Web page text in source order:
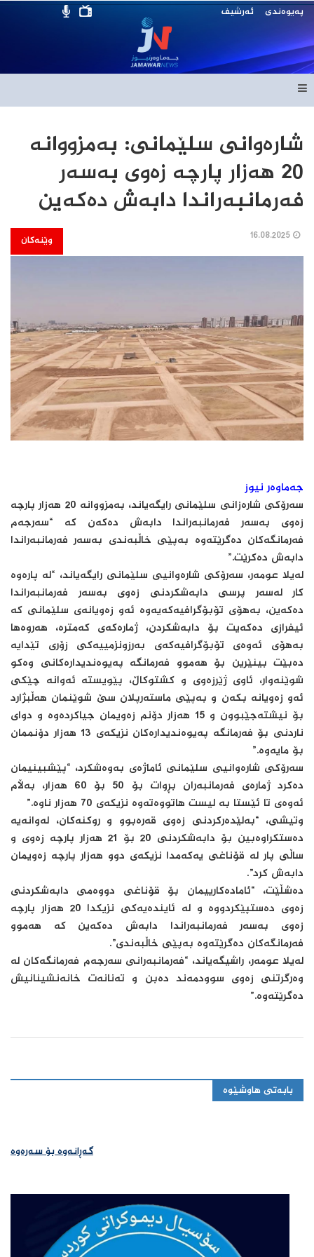
پەیوەندی ئەرشیف
شارەوانی سلێمانی: به‌مزووانه‌
20 هه‌زار پارچه‌ زه‌وی به‌سه‌ر
فه‌رمانبه‌راندا دابه‌ش ده‌كه‌ین
وێنەکان
جەماوەر نیوز
سه‌رۆكی‌ شاره‌زانی‌ سلێمانی‌ رایگەیاند، به‌مزووانه‌ 20 هه‌زار پارچه‌
زه‌وی به‌سه‌ر فه‌رمانبه‌راندا دابه‌ش ده‌كه‌ن کە “سه‌رجه‌م
فه‌رمانگه‌كان ده‌گرێته‌وه‌ به‌پێی‌ خاڵبه‌ندی‌ به‌سه‌ر فه‌رمانبه‌راندا
دابه‌ش دەکرێت.”
له‌یلا عومه‌ر، سه‌رۆكی شاره‌وانیی سلێمانی رایگه‌یاند، “له‌ پاره‌وه‌
كار له‌سه‌ر پرسی‌ دابه‌شكردنی‌ زه‌وی به‌سه‌ر فه‌رمانبه‌راندا
ده‌كه‌ین، به‌هۆی‌ تۆبۆگرافیه‌كه‌یه‌وه‌ ئه‌و زه‌ویانه‌ی‌ سلێمانی‌ كه‌
ئیفرازی‌ ده‌كه‌یت بۆ دابه‌شكردن، ژماره‌كه‌ی‌ كه‌متره‌، هەروەها
به‌هۆی‌ ئه‌وه‌ی‌ تۆبۆگرافیه‌كه‌ی‌ به‌رزونزمییه‌كی‌ زۆری‌ تێدایه‌
ده‌بێت بینێرین بۆ هه‌موو فه‌رمانگه‌ په‌یوه‌ندیداره‌كانی‌ وه‌كو
شوێنه‌وار، ئاوی‌ ژێرزه‌وی‌ و كشتوكاڵ‌، پێویسته‌ ئه‌وانه‌ چێكی‌
ئه‌و زه‌ویانه‌ بكه‌ن و به‌پێی‌ ماسته‌رپلان سێ‌ شوێنمان هه‌ڵبژارد
بۆ نیشته‌جێبوون و 15 هه‌زار دۆنم زه‌ویمان جیاكرده‌وه‌ و دوای‌
ناردنی‌ بۆ فه‌رمانگه‌ په‌یوه‌ندیداره‌كان نزیكه‌ی‌ 13 هه‌زار دۆنممان
بۆ مایه‌وه‌.”
سه‌رۆكی شاره‌وانیی سلێمانی ئاماژەی بەوەشکرد، “پێشبینیمان
ده‌كرد ژماره‌ی‌ فه‌رمانبه‌ران بڕوات بۆ 50 بۆ 60 هه‌زار، به‌ڵام
ئه‌وه‌ی‌ تا ئێستا به‌ لیست هاتووه‌ته‌وه‌ نزیكه‌ی‌ 70 هه‌زار ناوه‌.”
وتیشی‌، “به‌لێده‌ركردنی‌ زه‌وی‌ قه‌ره‌بوو و روكنه‌كان، له‌وانه‌یه‌
ده‌ستكراوه‌بین بۆ دابه‌شكردنی‌ 20 بۆ 21 هه‌زار پارچه‌ زه‌وی‌ و
ساڵی‌ پار له‌ قۆناغی‌ یه‌كه‌مدا نزیكه‌ی‌ دوو هه‌زار پارچه‌ زه‌ویمان
دابه‌ش كرد”.
دەشڵێت، “ئاماده‌كارییمان بۆ قۆناغی دووه‌می دابه‌شكردنی
زه‌وی ده‌ستپێكردووه‌ و له‌ ئاینده‌یه‌كی نزیكدا 20 هه‌زار پارچه‌
زه‌وی به‌سه‌ر فه‌رمانبه‌راندا دابه‌ش ده‌كه‌ین كه‌ هه‌موو
فه‌رمانگه‌كان ده‌گرێته‌وه‌ به‌پێی‌ خاڵبه‌ندی‌”.
لەیلا عومەر، راشیگه‌یاند، “فه‌رمانبه‌رانی سه‌رجه‌م فه‌رمانگه‌كان له‌
وه‌رگرتنی زه‌وی سوودمه‌ند ده‌بن و ته‌نانه‌ت خانه‌نشینانیش
ده‌گرێته‌وه‌.”
بابەتی هاوشێوە
گەڕانەوە بۆ سەرەوە